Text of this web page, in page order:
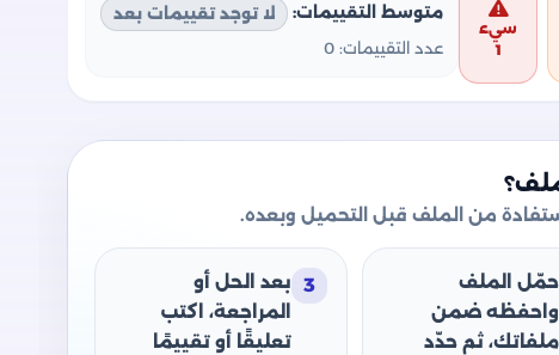
سيء
1
متوسط التقييمات:
لا توجد تقييمات بعد
عدد التقييمات: 0
من الملف قبل التحميل وبعده.
حمّل الملف
واحفظه ضمن
ملفاتك، ثم حدّد
3
بعد الحل أو
المراجعة، اكتب
تعليقًا أو تقييمًا